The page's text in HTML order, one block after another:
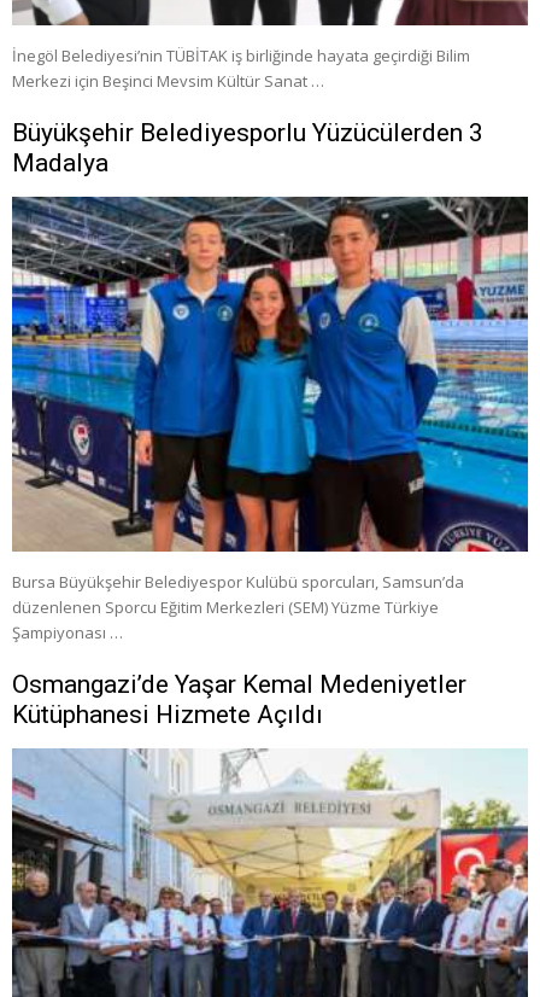
İnegöl Belediyesi’nin TÜBİTAK iş birliğinde hayata geçirdiği Bilim
Merkezi için Beşinci Mevsim Kültür Sanat …
Büyükşehir Belediyesporlu Yüzücülerden 3
Madalya
Bursa Büyükşehir Belediyespor Kulübü sporcuları, Samsun’da
düzenlenen Sporcu Eğitim Merkezleri (SEM) Yüzme Türkiye
Şampiyonası …
Osmangazi’de Yaşar Kemal Medeniyetler
Kütüphanesi Hizmete Açıldı